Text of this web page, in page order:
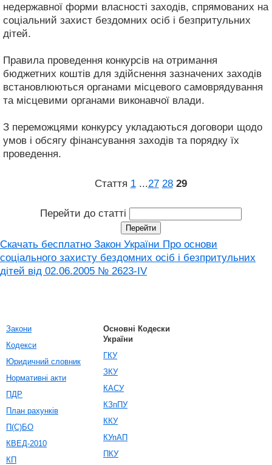
недержавної форми власності заходів, спрямованих на
соціальний захист бездомних осіб і безпритульних
дітей.
Правила проведення конкурсів на отримання
бюджетних коштів для здійснення зазначених заходів
встановлюються органами місцевого самоврядування
та місцевими органами виконавчої влади.
З переможцями конкурсу укладаються договори щодо
умов і обсягу фінансування заходів та порядку їх
проведення.
Стаття 1 ...27 28 29
Перейти до статті
Скачать бесплатно Закон України Про основи
соціального захисту бездомних осіб і безпритульних
дітей від 02.06.2005 № 2623-IV
Закони
Кодекси
Юридичний словник
Нормативні акти
ПДР
План рахунків
П(С)БО
КВЕД-2010
КП
Основні Кодески
України
ГКУ
ЗКУ
КАСУ
КЗпПУ
ККУ
КУпАП
ПКУ